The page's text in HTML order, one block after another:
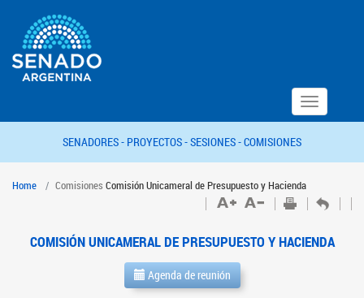
Toggle
navigation
SENADORES - PROYECTOS -SESIONES -COMISIONES
Home Comisiones Comisión Unicameral de Presupuesto y Hacienda
COMISIÓN UNICAMERAL DE PRESUPUESTO Y HACIENDA
Agenda de reunión